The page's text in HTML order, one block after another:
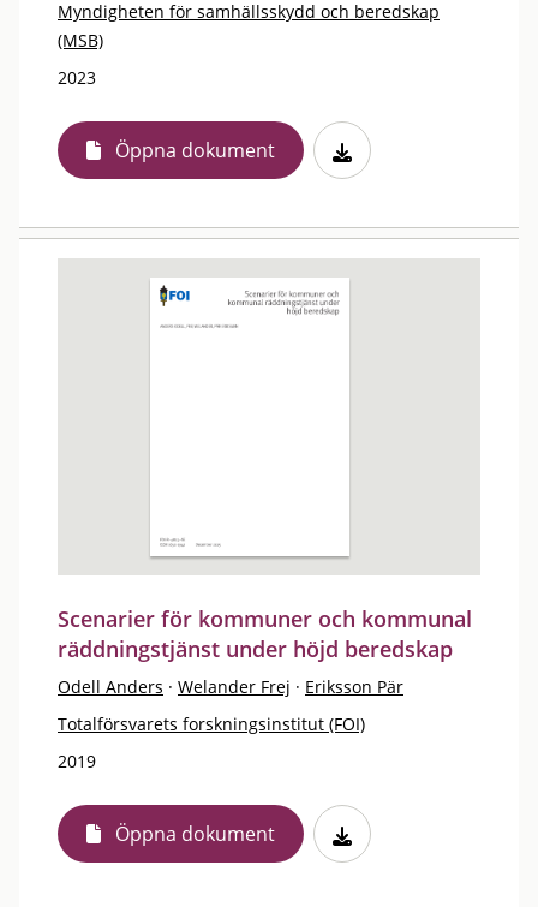
Myndigheten för samhällsskydd och beredskap
(MSB)
2023
Öppna dokument
Scenarier för kommuner och kommunal
räddningstjänst under höjd beredskap
Odell Anders · Welander Frej · Eriksson Pär
Totalförsvarets forskningsinstitut (FOI)
2019
Öppna dokument